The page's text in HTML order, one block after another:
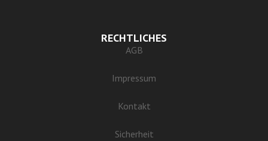
RECHTLICHES
AGB
Impressum
Kontakt
Sicherheit